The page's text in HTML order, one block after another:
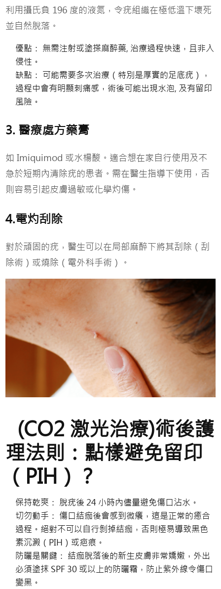
利用攝氏負 196 度的液氮，令疣組織在極低溫下壞死
並自然脫落。
優點： 無需注射或塗搽麻醉藥, 治療過程快速，且非入
侵性。
缺點： 可能需要多次治療（特別是厚實的足底疣），
過程中會有明顯刺痛感，術後可能出現水泡, 及有留印
風險。
3. 醫療處方藥膏
如 Imiquimod 或水楊酸。適合想在家自行使用及不
急於短期內清除疣的患者。需在醫生指導下使用，否
則容易引起皮膚過敏或化學灼傷。
4.電灼刮除
對於頑固的疣，醫生可以在局部麻醉下將其刮除（刮
除術）或燒除（電外科手術）。
(CO2 激光治療)術後護
理法則：點樣避免留印
（PIH）？
保持乾爽： 脫疣後 24 小時內儘量避免傷口沾水。
切勿動手： 傷口結痂後會感到微癢，這是正常的癒合
過程。絕對不可以自行剝掉結痂，否則極易導致黑色
素沉澱（PIH）或疤痕。
防曬是關鍵： 結痂脫落後的新生皮膚非常嬌嫩，外出
必須塗抹 SPF 30 或以上的防曬霜，防止紫外線令傷口
變黑。